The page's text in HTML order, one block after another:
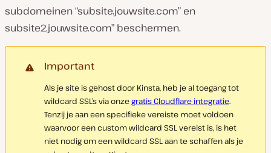
subdomeinen “subsite.jouwsite.com” en
subsite2.jouwsite.com” beschermen.
Important
Als je site is gehost door Kinsta, heb je al toegang tot
wildcard SSL’s via onzegratis Cloudflare integratie.
Tenzij je aan een specifieke vereiste moet voldoen
waarvoor een custom wildcard SSL vereist is, is het
niet nodig om een wildcard SSL aan te schaffen als je